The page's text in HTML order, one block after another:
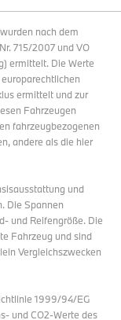
nach dem
715/2007 und VO
ermittelt. Die Werte
ermittelt und zur
Fahrzeugen
fahrzeugbezogenen
andere als die hier
und
Die Spannen
und Reifengröße. Die
Fahrzeug und sind
Vergleichszwecken
1999/94/EG
und CO2-Werte des